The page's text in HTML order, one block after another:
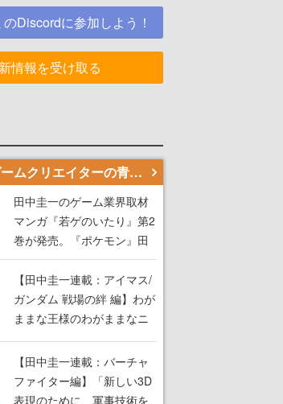
Discordに参加しよう！
情報を受け取る
若ゲのいたり〜ゲームクリエイターの青春〜
田中圭一のゲーム業界取材
マンガ『若ゲのいたり』第2
巻が発売。『ポケモン』田
尻智さん、『ゼビウス』遠
藤雅伸さんらの貴重なエピ
ソードを収録
【田中圭一連載：アイマス/
ガンダム 戦場の絆 編】わが
ままな王様のわがままなニ
ーズを満たす！──小山順一
朗が貫く姿勢に、ゲームク
リエイターとしての矜持を
見た【若ゲのいたり最終
【田中圭一連載：バーチャ
ファイター編】「新しい3D
表現のために、軍事技術を